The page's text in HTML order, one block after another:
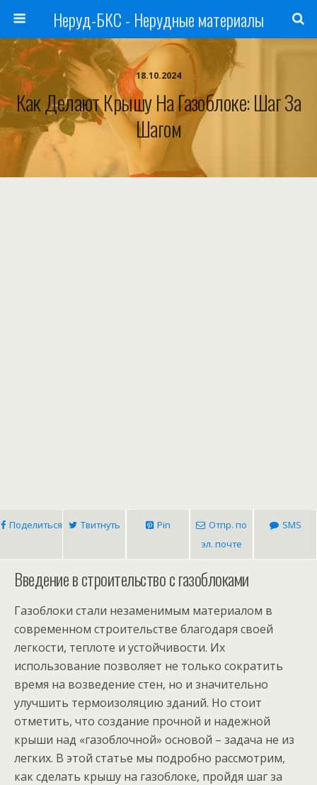
Неруд-БКС - Нерудные материалы
18.10.2024
Как Делают Крышу На Газоблоке: Шаг За
Шагом
Поделиться Твитнуть Pin
Отпр. по
эл. почте
SMS
Введение в строительство с газоблоками
Газоблоки стали незаменимым материалом в
современном строительстве благодаря своей
легкости, теплоте и устойчивости. Их
использование позволяет не только сократить
время на возведение стен, но и значительно
улучшить термоизоляцию зданий. Но стоит
отметить, что создание прочной и надежной
крыши над «газоблочной» основой – задача не из
легких. В этой статье мы подробно рассмотрим,
как сделать крышу на газоблоке, пройдя шаг за